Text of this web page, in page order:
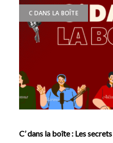
C DANS LA BOÎTE
C’ dans la boîte : Les